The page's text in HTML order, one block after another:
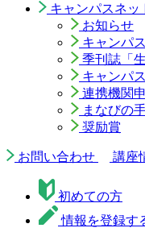
キャンパスネッ
お知らせ
キャンパ
季刊誌「
キャンパ
連携機関
まなびの
奨励賞
お問い合わせ 講座
初めての方
情報を登録す